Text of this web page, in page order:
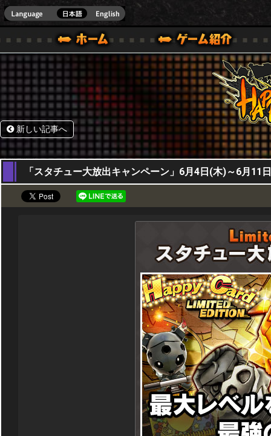
ONE VER.]
ガイド
ル｜HAPPY WARS(ハッピーウォーズ)公式サイト [ XBOX 360,XBOX ONE VER.]
サポート | HAPPY WARS(ハッピーウォーズ)公式サイ
新しい記事へ
04,06,2026
「スタチュー大放出キャンペーン」6月4日(木)～6月11